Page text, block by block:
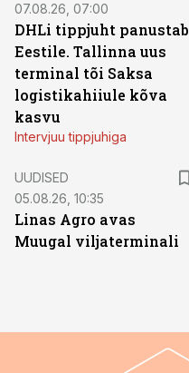
07.08.26, 07:00
DHLi tippjuht panustab
Eestile. Tallinna uus
terminal tõi Saksa
logistikahiiule kõva
kasvu
Intervjuu tippjuhiga
UUDISED
05.08.26, 10:35
Linas Agro avas
Muugal viljaterminali